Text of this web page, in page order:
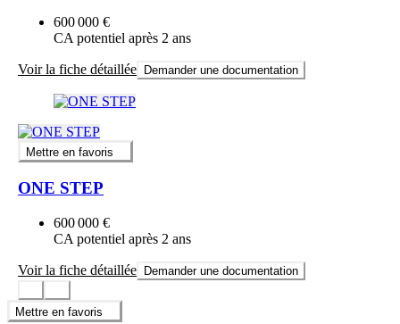
600 000 €
CA potentiel après 2 ans
Voir la fiche détaillée Demander une documentation
Mettre en favoris
ONE STEP
600 000 €
CA potentiel après 2 ans
Voir la fiche détaillée Demander une documentation
Mettre en favoris